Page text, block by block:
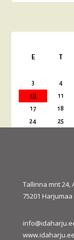
E
T
3
4
10
11
17
18
24
25
Tallinna mnt 24,
75201 Harjumaa
www.idaharju.ee